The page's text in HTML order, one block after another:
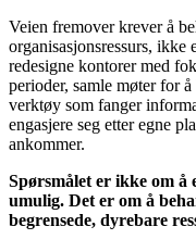
Veien fremover krever å
organisasjonsressurs, ikke
redesigne kontorer med
perioder, samle møter for
verktøy som fanger
engasjere seg etter egne
ankommer.
Spørsmålet er ikke om å
umulig. Det er om å
begrensede, dyrebare